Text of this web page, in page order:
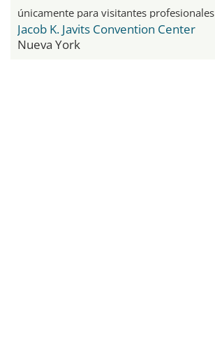
únicamente para visitantes profesionales
Jacob K. Javits Convention Center
Nueva York